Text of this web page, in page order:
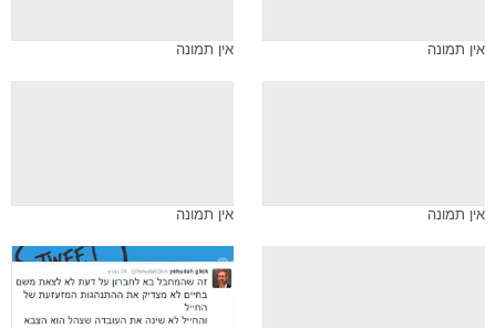
אין תמונה אין תמונה
אין תמונה אין תמונה